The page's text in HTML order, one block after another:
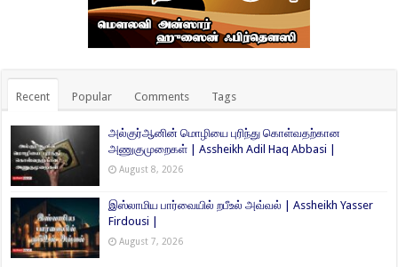
Recent Popular Comments Tags
அல்குர்ஆனின் மொழியை புரிந்து கொள்வதற்கான
அணுகுமுறைகள் | Assheikh Adil Haq Abbasi |
August 8, 2026
இஸ்லாமிய பார்வையில் றபீஉல் அவ்வல் | Assheikh Yasser
Firdousi |
August 7, 2026